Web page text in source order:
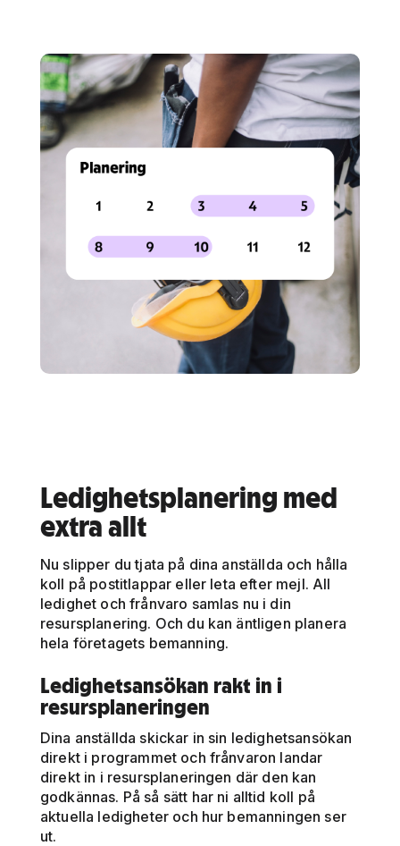
Ledighetsplanering med
extra allt
Nu slipper du tjata på dina anställda och hålla
koll på postitlappar eller leta efter mejl. All
ledighet och frånvaro samlas nu i din
resursplanering. Och du kan äntligen planera
hela företagets bemanning.
Ledighetsansökan rakt in i
resursplaneringen
Dina anställda skickar in sin ledighetsansökan
direkt i programmet och frånvaron landar
direkt in i resursplaneringen där den kan
godkännas. På så sätt har ni alltid koll på
aktuella ledigheter och hur bemanningen ser
ut.